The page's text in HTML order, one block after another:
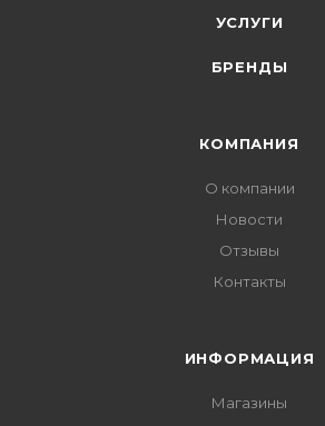
УСЛУГИ
БРЕНДЫ
КОМПАНИЯ
О компании
Новости
Отзывы
Контакты
ИНФОРМАЦИЯ
Магазины